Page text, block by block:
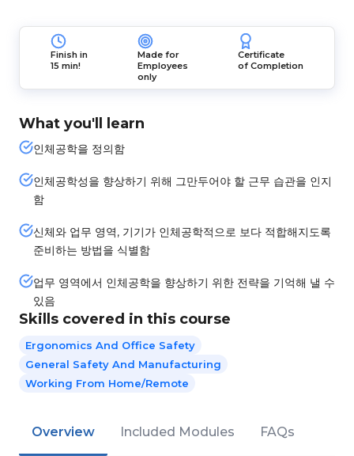
Finish in
15 min!
Made for
Employees
only
Certificate
of Completion
What you'll learn
인체공학을 정의함
인체공학성을 향상하기 위해 그만두어야 할 근무 습관을 인지
함
신체와 업무 영역, 기기가 인체공학적으로 보다 적합해지도록
준비하는 방법을 식별함
업무 영역에서 인체공학을 향상하기 위한 전략을 기억해 낼 수
있음
Skills covered in this course
Ergonomics And Office Safety
General Safety And Manufacturing
Working From Home/Remote
Overview Included Modules FAQs